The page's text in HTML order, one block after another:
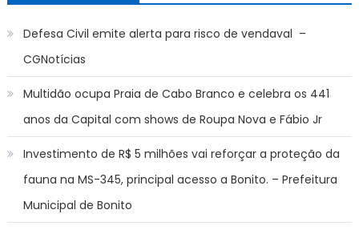
Defesa Civil emite alerta para risco de vendaval –
CGNotícias
Multidão ocupa Praia de Cabo Branco e celebra os 441
anos da Capital com shows de Roupa Nova e Fábio Jr
Investimento de R$ 5 milhões vai reforçar a proteção da
fauna na MS-345, principal acesso a Bonito. – Prefeitura
Municipal de Bonito